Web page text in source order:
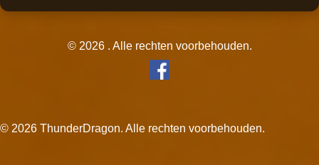
© 2026 . Alle rechten voorbehouden.
© 2026 ThunderDragon. Alle rechten voorbehouden.